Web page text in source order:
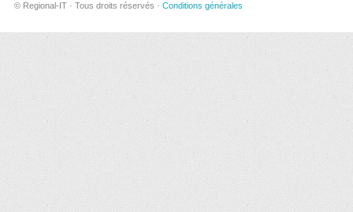
© Regional-IT · Tous droits réservés · Conditions générales